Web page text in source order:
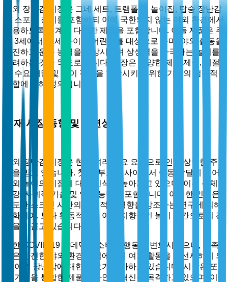
야외 장난감 시장은 그네 세트, 트램폴린, 놀이집, 탑승 장난감
및 스포츠 장비를 포함하되 이에 국한되지 않는 야외 환경에서
사용하도록 설계된 다양한 제품을 포함합니다. 이들 제품은 주
로 3세에서 12세 사이의 어린이를 대상으로 하며, 야외 활동을
촉진하고 운동 능력을 향상시키며 상상력을 자극하는 놀이를
장려하는 것을 목표로 합니다. 시장은 다양한 제품 제공, 계절
적 수요 패턴 및 놀이 경험을 향상시키기 위한 기술의 점진적
통합에 의해 정의됩니다.
현재 시장 동향 및 관련성
야외 장난감 시장은 현재 여러 주요 요인으로 인해 상당한 주
목을 받고 있습니다. 첫째, 부모들 사이에서 아동 발달에 있어
야외 놀이의 이점에 대한 인식이 높아지고 있으며, 이는 신체
건강, 사회적 기술 및 인지 능력을 포함합니다. 이러한 인식은
과도한 스크린 시간의 부정적인 영향을 강조하는 연구에 의해
강화되어, 보다 활동적이고 야외 지향적인 놀이 시간으로의 전
환을 이끌고 있습니다.
또한 COVID-19 팬데믹은 소비자 행동을 변화시켰으며, 가족
들은 안전한 야외 환경과 집에서의 여가 활동을 우선시하게 되
어 야외 장난감에 대한 수요가 증가하고 있습니다. 시장은 또
한 기술을 통합한 제품 디자인의 혁신을 목격하고 있으며, 이